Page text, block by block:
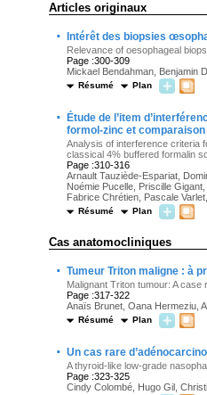
Articles originaux
· Intérêt des biopsies
Relevance of oesophageal
Page :300-309
Mickael Bendahman, Benjamin
Résumé Plan
·
Étude de l’item
formol-zinc et
Analysis of interference criteria
classical 4% buffered formalin
Page :310-316
Arnault Tauziède-Espariat,
Noémie Pucelle, Priscille
Fabrice Chrétien, Pascale
Résumé Plan
Cas anatomocliniques
· Tumeur Triton maligne : à
Malignant Triton tumour: A case
Page :317-322
Anaïs Brunet, Oana Hermeziu,
Résumé Plan
· Un cas rare
A thyroid-like low-grade
Page :323-325
Cindy Colombé, Hugo Gil,